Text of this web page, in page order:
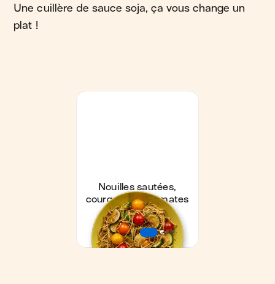
Une cuillère de sauce soja, ça vous change un
plat !